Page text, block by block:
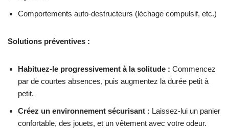
Comportements auto-destructeurs (léchage compulsif, etc.)
Solutions préventives :
Habituez-le progressivement à la solitude : Commencez
par de courtes absences, puis augmentez la durée petit à
petit.
Créez un environnement sécurisant : Laissez-lui un panier
confortable, des jouets, et un vêtement avec votre odeur.